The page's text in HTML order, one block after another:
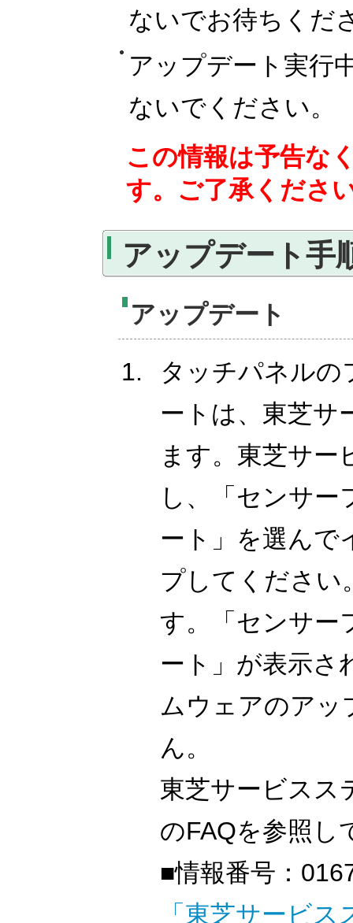
ないでお待ちくだ
アップデート実行
ないでください。
この情報は予告な
す。ご了承くださ
アップデート手
アップデート
タッチパネル
ートは、東芝サ
ます。東芝サー
し、「センサ
ート」を選んで
プしてください
す。「センサー
ート」が表示さ
ムウェアのアッ
ん。
東芝サービスス
のFAQを参照し
■情報番号：
「東芝サービ